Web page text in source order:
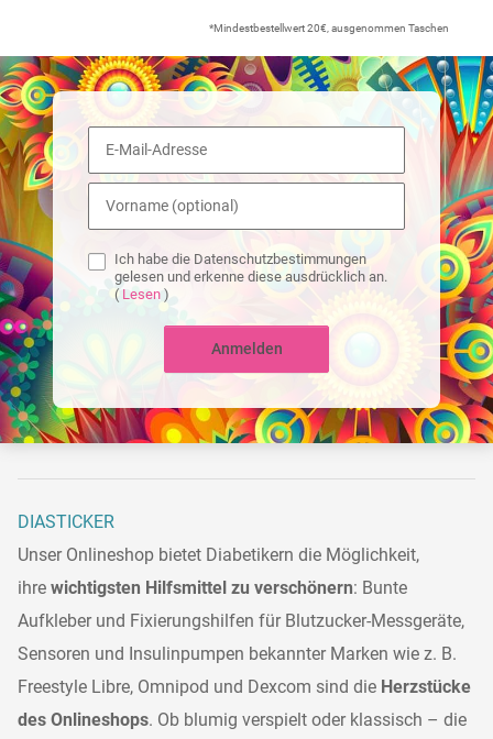
Ich habe die Datenschutzbestimmungen
gelesen und erkenne diese ausdrücklich an.
( Lesen )
Anmelden
*Mindestbestellwert 20€, ausgenommen Taschen
DIASTICKER
Unser Onlineshop bietet Diabetikern die Möglichkeit,
ihre wichtigsten Hilfsmittel zu verschönern: Bunte
Aufkleber und Fixierungshilfen für Blutzucker-Messgeräte,
Sensoren und Insulinpumpen bekannter Marken wie z. B.
Freestyle Libre, Omnipod und Dexcom sind die Herzstücke
des Onlineshops. Ob blumig verspielt oder klassisch – die